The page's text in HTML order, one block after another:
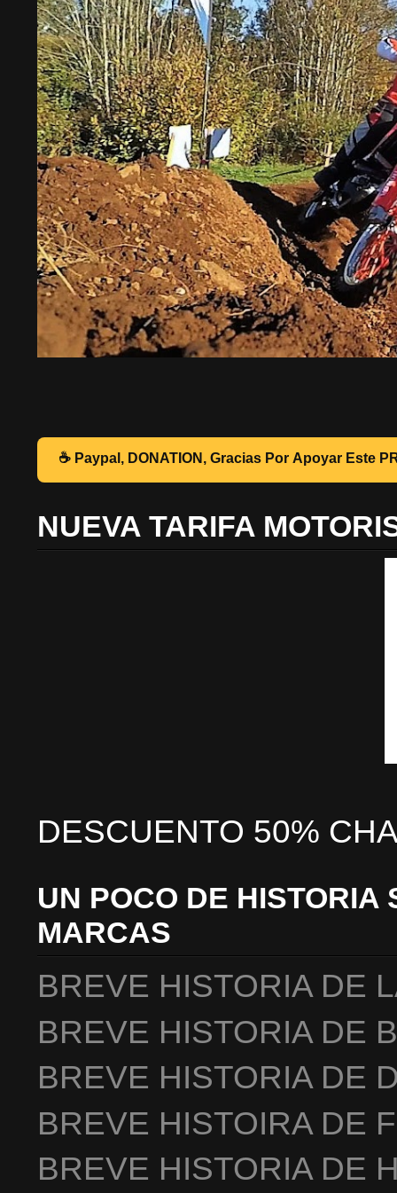
☕
NUEVA TARIFA
DESCUENTO 50%
UN POCO DE HISTORIA
MARCAS
BREVE HISTORIA DE
BREVE HISTORIA DE
BREVE HISTORIA DE
BREVE HISTOIRA DE
BREVE HISTORIA DE